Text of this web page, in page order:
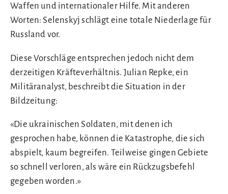
Waffen und internationaler Hilfe. Mit anderen
Worten: Selenskyj schlägt eine totale Niederlage für
Russland vor.
Diese Vorschläge entsprechen jedoch nicht dem
derzeitigen Kräfteverhältnis. Julian Repke, ein
Militäranalyst, beschreibt die Situation in der
Bildzeitung:
«Die ukrainischen Soldaten, mit denen ich
gesprochen habe, können die Katastrophe, die sich
abspielt, kaum begreifen. Teilweise gingen Gebiete
so schnell verloren, als wäre ein Rückzugsbefehl
gegeben worden.»